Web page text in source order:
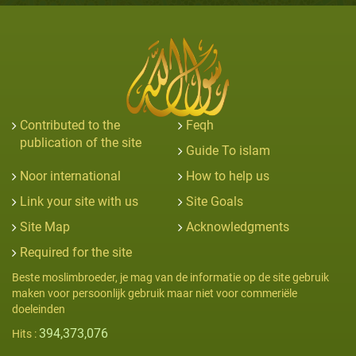
Contributed to the
publication of the site
Feqh
Guide To islam
Noor international
How to help us
Link your site with us
Site Goals
Site Map
Acknowledgments
Required for the site
Beste moslimbroeder, je mag van de informatie op de site gebruik
maken voor persoonlijk gebruik maar niet voor commeriële
doeleinden
Hits : 394,373,076